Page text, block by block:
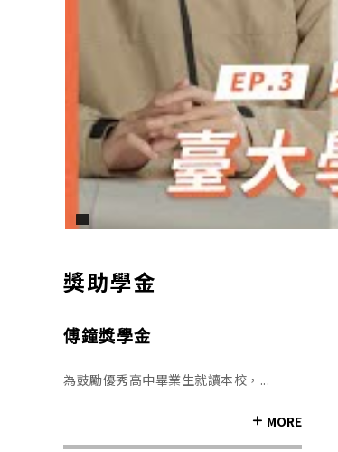
獎助學金
傅鐘獎學金
為鼓勵優秀高中畢業生就讀本校，...
MORE